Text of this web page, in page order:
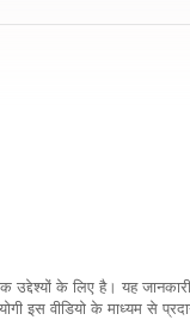
उद्देश्यों के लिए है। यह
इस वीडियो के माध्यम से प्रदान